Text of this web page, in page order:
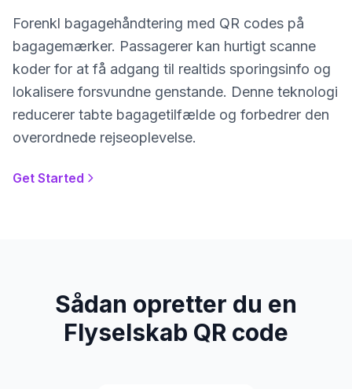
Forenkl bagagehåndtering med QR codes på
bagagemærker. Passagerer kan hurtigt scanne
koder for at få adgang til realtids sporingsinfo og
lokalisere forsvundne genstande. Denne teknologi
reducerer tabte bagagetilfælde og forbedrer den
overordnede rejseoplevelse.
Get Started
Sådan opretter du en
Flyselskab QR code